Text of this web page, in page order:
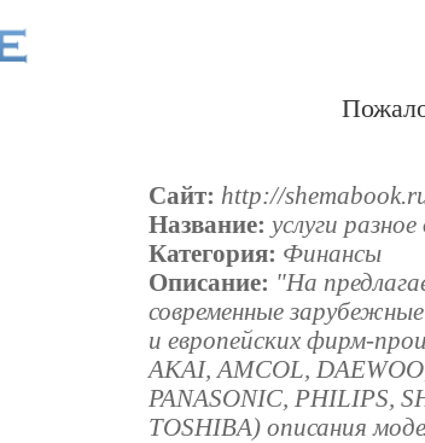
Сайт: http://
Название: услуги
Категория: Финансы
Описание: "На
современные
и европейских фирм-
AKAI, AMCOL,
PANASONIC, PHILIPS,
TOSHIBA) описания